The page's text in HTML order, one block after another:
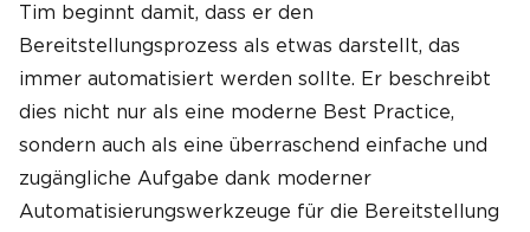
Tim beginnt damit, dass er den
Bereitstellungsprozess als etwas darstellt, das
immer automatisiert werden sollte. Er beschreibt
dies nicht nur als eine moderne Best Practice,
sondern auch als eine überraschend einfache und
zugängliche Aufgabe dank moderner
Automatisierungswerkzeuge für die Bereitstellung